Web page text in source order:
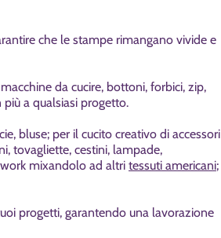
che le stampe rimangano vivide e
da cucire, bottoni, forbici, zip,
a qualsiasi progetto.
bluse; per il cucito creativo di accessori
tovagliette, cestini, lampade,
mixandolo ad altri tessuti americani;
progetti, garantendo una lavorazione